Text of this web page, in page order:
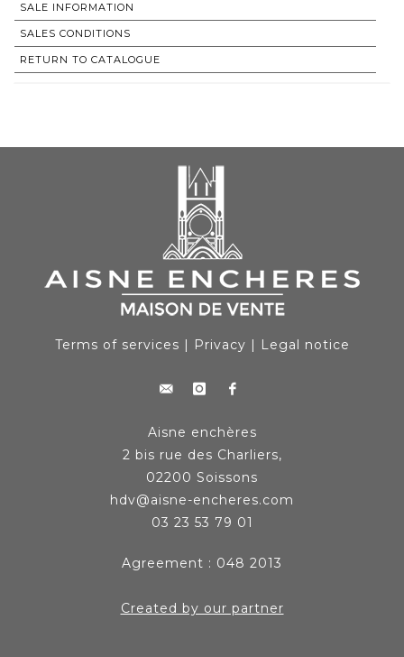
SALE INFORMATION
SALES CONDITIONS
RETURN TO CATALOGUE
Terms of services | Privacy | Legal notice
Aisne enchères
2 bis rue des Charliers,
02200 Soissons
hdv@aisne-encheres.com
03 23 53 79 01
Agreement : 048 2013
Created by our partner